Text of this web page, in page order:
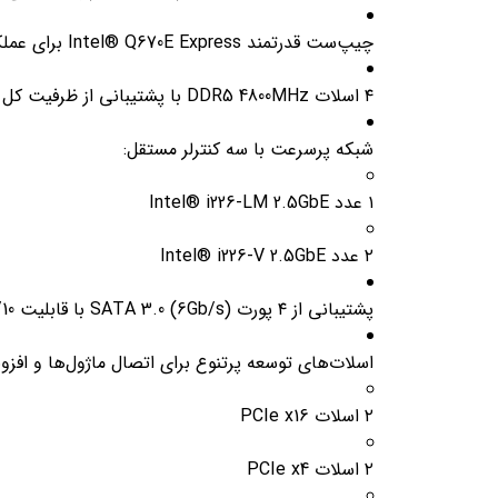
چیپ‌ست قدرتمند Intel® Q670E Express برای عملکرد پایدار و قابلیت‌های گسترش پیشرفته
۴ اسلات DDR5 4800MHz با پشتیبانی از ظرفیت کل تا ۱۲۸ گیگابایت حافظه
شبکه پرسرعت با سه کنترلر مستقل:
۱ عدد Intel® i226-LM 2.5GbE
۲ عدد Intel® i226-V 2.5GbE
پشتیبانی از ۴ پورت SATA 3.0 (6Gb/s) با قابلیت RAID 0/1/5/10 برای افزایش سرعت و ایمنی داده‌ها
اسلات‌های توسعه پرتنوع برای اتصال ماژول‌ها و
۲ اسلات PCIe x16
۲ اسلات PCIe x4